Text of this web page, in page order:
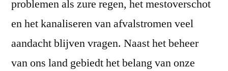
problemen als zure regen, het mestoverschot
en het kanaliseren van afvalstromen veel
aandacht blijven vragen. Naast het beheer
van ons land gebiedt het belang van onze